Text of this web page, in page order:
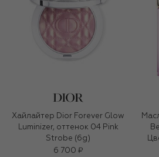
Хайлайтер Dior Forever Glow
Luminizer, оттенок 04 Pink
Strobe (6g)
6 700 ₽